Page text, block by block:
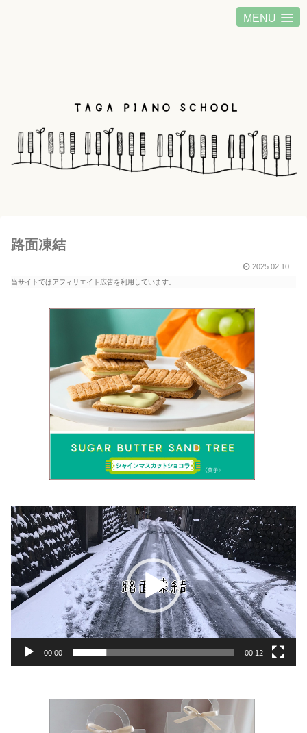
MENU
路面凍結
2025.02.10
当サイトではアフィリエイト広告を利用しています。
動
画
プ
レ
ー
ヤ
00:00 00:12